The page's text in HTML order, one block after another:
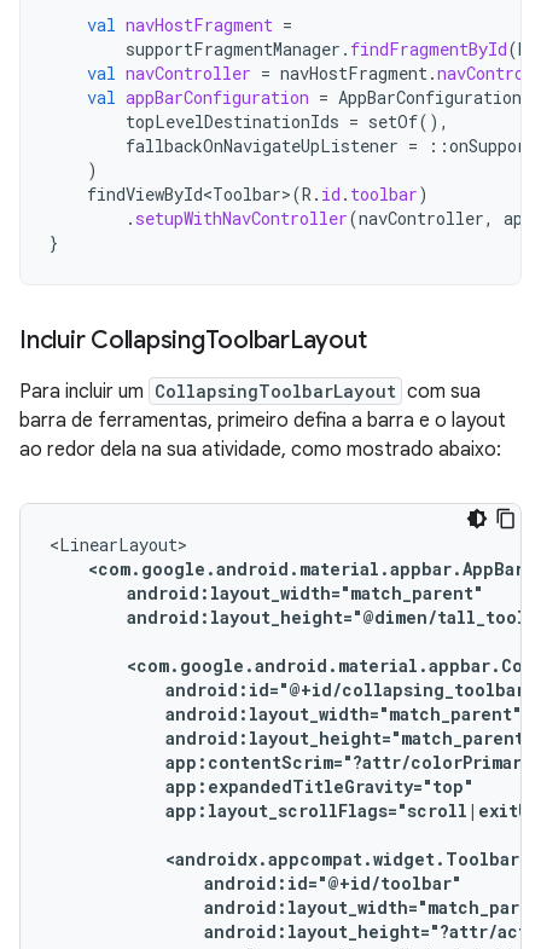
val navHostFragment =
supportFragmentManager . findFragmentById(R
val navController = navHostFragment.
val appBarConfiguration = AppBarConfiguration
topLevelDestinationIds = setOf(),
fallbackOnNavigateUpListener = ::
)
findViewById<Toolbar>(R . id . toolbar)
. setupWithNavController(navController,
}
Incluir CollapsingToolbarLayout
Para incluir um CollapsingToolbarLayout com sua
barra de ferramentas, primeiro defina a barra e o layout
ao redor dela na sua atividade, como mostrado abaixo:
android:layout_height="@dimen/